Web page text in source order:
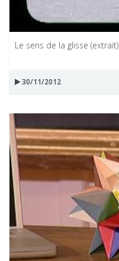
Le sens de la glisse (extrait)
30/11/2012